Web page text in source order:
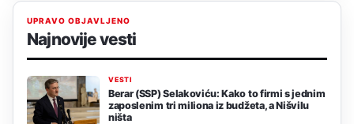
UPRAVO OBJAVLJENO
Najnovije vesti
VESTI
Berar (SSP) Selakoviću: Kako to firmi s jednim
zaposlenim tri miliona iz budžeta, a Nišvilu
ništa